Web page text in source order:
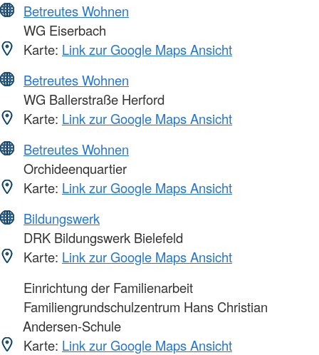
Betreutes Wohnen
WG Eiserbach
Karte: Link zur Google Maps Ansicht
Betreutes Wohnen
WG Ballerstraße Herford
Karte: Link zur Google Maps Ansicht
Betreutes Wohnen
Orchideenquartier
Karte: Link zur Google Maps Ansicht
Bildungswerk
DRK Bildungswerk Bielefeld
Karte: Link zur Google Maps Ansicht
Einrichtung der Familienarbeit
Familiengrundschulzentrum Hans Christian
Andersen-Schule
Karte: Link zur Google Maps Ansicht